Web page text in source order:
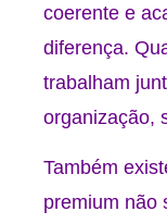
coerente e
diferença.
trabalham
organização,
Também
premium não